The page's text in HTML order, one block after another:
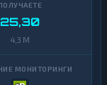
25,30
4,3 M